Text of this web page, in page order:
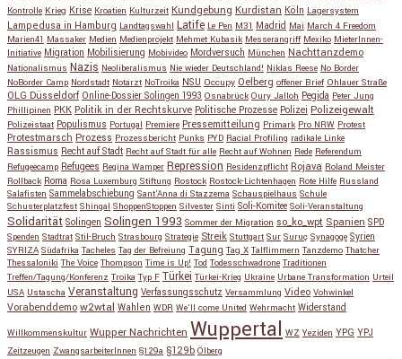
Kontrolle Krieg Krise Kroatien Kulturzeit Kundgebung Kurdistan Köln Lagersystem
Lampedusa in Hamburg Landtagswahl Latife Le Pen M31 Madrid Mai March 4 Freedom
Marien41 Massaker Medien Medienprojekt Mehmet Kubasik Messerangriff Mexiko MieterInnen-
Initiative Migration Mobilisierung Mobivideo Mordversuch München Nachttanzdemo
Nationalismus Nazis Neoliberalismus Nie wieder Deutschland! Niklas Reese No Border
NoBorder Camp Nordstadt Notarzt NoTroika NSU Occupy Oelberg offener Brief Ohlauer Straße
OLG Düsseldorf Online-Dossier Solingen 1993 Osnabrück Oury Jalloh Pegida Peter Jung
Phillipinen PKK Politik in der Rechtskurve Politische Prozesse Polizei Polizeigewalt
Polizeistaat Populismus Portugal Premiere Pressemitteilung Primark Pro NRW Protest
Protestmarsch Prozess Prozessbericht Punks PYD Racial Profiling radikale Linke
Rassismus Recht auf Stadt Recht auf Stadt für alle Recht auf Wohnen Rede Referendum
Refugeecamp Refugees Regina Wamper Repression Residenzpflicht Rojava Roland Meister
Rollback Roma Rosa Luxemburg Stiftung Rostock Rostock-Lichtenhagen Rote Hilfe Russland
Salafisten Sammelabschiebung Sant'Anna di Stazzema Schauspielhaus Schule
Schusterplatzfest Shingal ShoppenStoppen Silvester Sinti Soli-Komitee Soli-Veranstaltung
Solidarität Solingen Solingen 1993 Sommer der Migration so_ko_wpt Spanien SPD
Spenden Stadtrat Stil-Bruch Strasbourg Strategie Streik Stuttgart Sur Suruç Synagoge Syrien
SYRIZA Südafrika Tacheles Tag der Befreiung Tagung Tag X Talflimmern Tanzdemo Thatcher
Thessaloniki The Voice Thompson Time is Up! Tod Todesschwadrone Traditionen
Treffen/Tagung/Konferenz Troika Typ F Türkei Türkei-Krieg Ukraine Urbane Transformation Urteil
USA Ustascha Veranstaltung Verfassungsschutz Versammlung Video Vohwinkel
Vorabenddemo w2wtal Wahlen WDR We'll come United Wehrmacht Widerstand
Willkommenskultur Wupper Nachrichten Wuppertal WZ Yeziden YPG YPJ
Zeitzeugen ZwangsarbeiterInnen §129a §129b Ölberg